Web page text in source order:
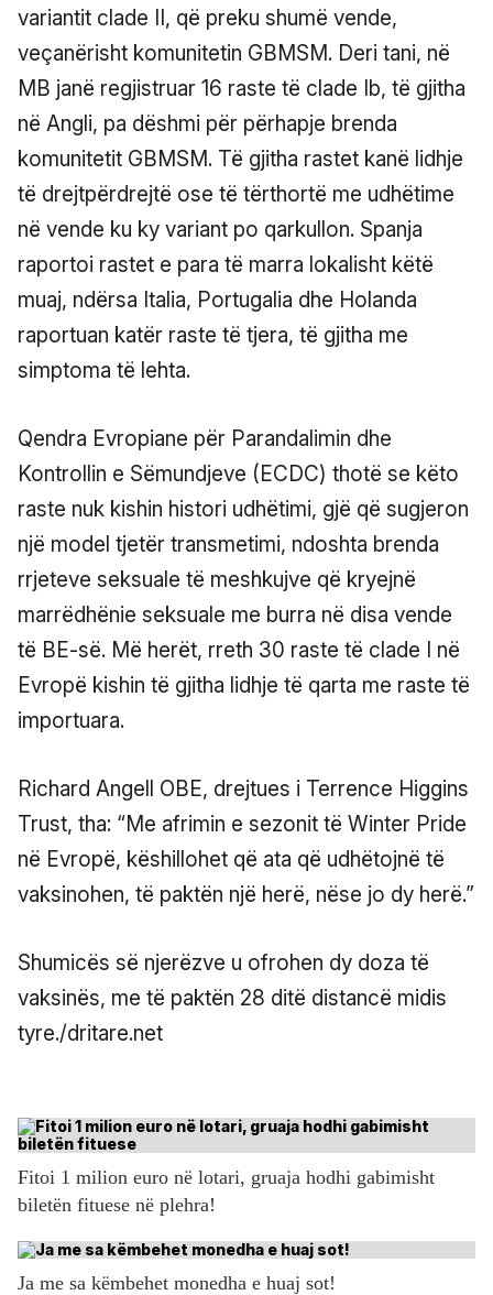
variantit clade II, që preku shumë vende,
veçanërisht komunitetin GBMSM. Deri tani, në
MB janë regjistruar 16 raste të clade Ib, të gjitha
në Angli, pa dëshmi për përhapje brenda
komunitetit GBMSM. Të gjitha rastet kanë lidhje
të drejtpërdrejtë ose të tërthortë me udhëtime
në vende ku ky variant po qarkullon. Spanja
raportoi rastet e para të marra lokalisht këtë
muaj, ndërsa Italia, Portugalia dhe Holanda
raportuan katër raste të tjera, të gjitha me
simptoma të lehta.
Qendra Evropiane për Parandalimin dhe
Kontrollin e Sëmundjeve (ECDC) thotë se këto
raste nuk kishin histori udhëtimi, gjë që sugjeron
një model tjetër transmetimi, ndoshta brenda
rrjeteve seksuale të meshkujve që kryejnë
marrëdhënie seksuale me burra në disa vende
të BE-së. Më herët, rreth 30 raste të clade I në
Evropë kishin të gjitha lidhje të qarta me raste të
importuara.
Richard Angell OBE, drejtues i Terrence Higgins
Trust, tha: “Me afrimin e sezonit të Winter Pride
në Evropë, këshillohet që ata që udhëtojnë të
vaksinohen, të paktën një herë, nëse jo dy herë.”
Shumicës së njerëzve u ofrohen dy doza të
vaksinës, me të paktën 28 ditë distancë midis
tyre./dritare.net
Fitoi 1 milion euro në lotari, gruaja hodhi gabimisht
biletën fituese në plehra!
Ja me sa këmbehet monedha e huaj sot!